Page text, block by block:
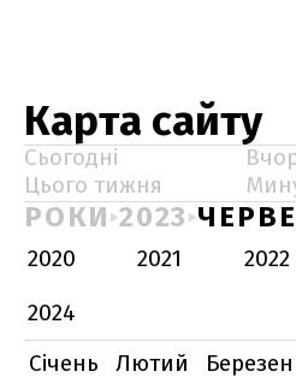
Карта сайту
Сьогодні
Цього тижня
РОКИ 2023
2020 2021 2022
2024
Січень
Лютий